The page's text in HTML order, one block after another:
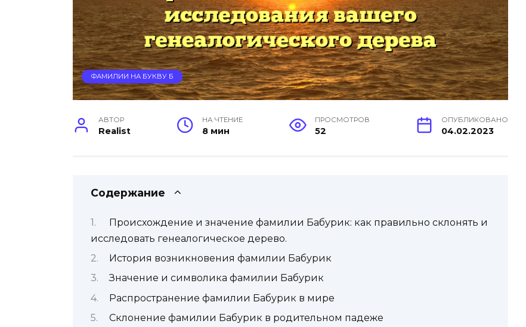
ФАМИЛИИ НА БУКВУ Б
АВТОР
Realist
НА ЧТЕНИЕ
8 мин
ПРОСМОТРОВ
52
ОПУБЛИКОВАНО
04.02.2023
Содержание
Происхождение и значение фамилии Бабурик: как правильно склонять и
исследовать генеалогическое дерево.
История возникновения фамилии Бабурик
Значение и символика фамилии Бабурик
Распространение фамилии Бабурик в мире
Склонение фамилии Бабурик в родительном падеже